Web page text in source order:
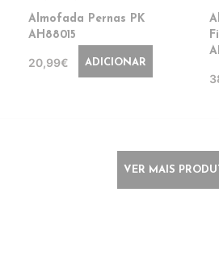
Almofada Pernas PK
AH88015
20,99€ ADICIONAR
VER MAIS